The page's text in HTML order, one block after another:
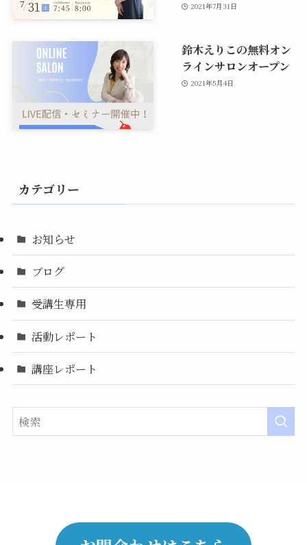
2021年7月31日
鈴木えりこの無料オン
ラインサロンオープン
2021年5月4日
カテゴリー
お知らせ
ブログ
受講生専用
活動レポート
講座レポート